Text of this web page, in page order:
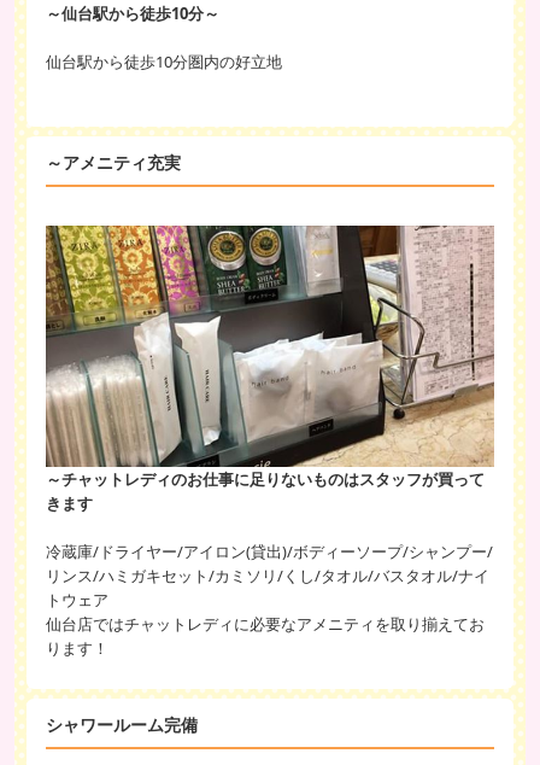
～仙台駅から徒歩10分～
仙台駅から徒歩10分圏内の好立地
～アメニティ充実
～チャットレディのお仕事に足りないものはスタッフが買って
きます
冷蔵庫/ドライヤー/アイロン(貸出)/ボディーソープ/シャンプー/
リンス/ハミガキセット/カミソリ/くし/タオル/バスタオル/ナイ
トウェア
仙台店ではチャットレディに必要なアメニティを取り揃えてお
ります！
シャワールーム完備